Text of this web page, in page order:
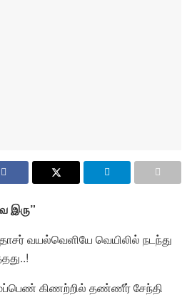
இரு”
வயல்வெளியே வெயிலில் நடந்து
கிணற்றில் தண்ணீர் சேந்தி